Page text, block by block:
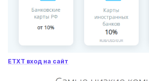
ETXT вход на сайт